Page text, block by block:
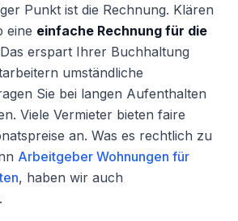
Punkt ist die Rechnung. Klären
eine einfache Rechnung für die
erspart Ihrer Buchhaltung
umständliche
Sie bei langen Aufenthalten
Viele Vermieter bieten faire
an. Was es rechtlich zu
Arbeitgeber Wohnungen für
, haben wir auch